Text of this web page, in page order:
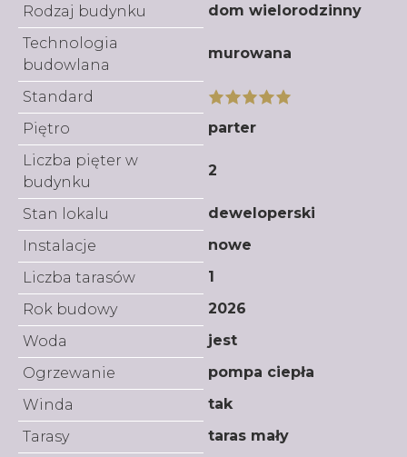
Rodzaj budynku
dom wielorodzinny
Technologia
budowlana
murowana
Standard
Piętro
parter
Liczba pięter w
budynku
2
Stan lokalu
deweloperski
Instalacje
nowe
Liczba tarasów
1
Rok budowy
2026
Woda
jest
Ogrzewanie
pompa ciepła
Winda
tak
Tarasy
taras mały